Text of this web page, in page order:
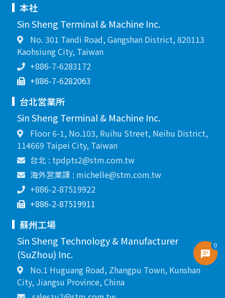
本社
Sin Sheng Terminal & Machine Inc.
No. 301 Tandi Road, Gangshan District, 820113
Kaohsiung City, Taiwan
+886-7-6283172
+886-7-6282063
台北営業所
Sin Sheng Terminal & Machine Inc.
Floor 6-1, No.103, Ruihu Street, Neihu District,
114669 Taipei City, Taiwan
台北 : tpdpts2@stm.com.tw
海外営業課 : michelle@stm.com.tw
+886-2-87519922
+886-2-87519911
蘇州工場
Sin Sheng Technology & Manufacturer
(SuZhou) Inc.
No.1 Huguang Road, Zhangpu Town, Kunshan
City, Jiangsu Province, China
0